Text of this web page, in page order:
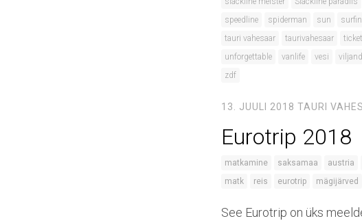
speedline
spiderman sun
tauri vahesaar
taurivahesaar
unforgettable
vanlife vesi
zdf
13. JUULI 2018 TAURI
Eurotrip 2018
matkamine saksamaa austria
matk
reis eurotrip mägijärved
See Eurotrip on üks